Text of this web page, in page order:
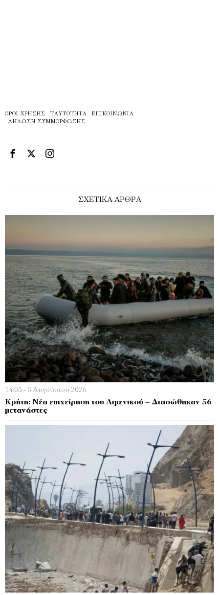
ΌΡΟΙ ΧΡΉΣΗΣ ΤΑΥΤΌΤΗΤΑ
ΕΠΙΚΟΙΝΩΝΊΑ
ΔΉΛΩΣΗ ΣΥΜΜΌΡΦΩΣΗΣ
ΣΧΕΤΙΚΑ ΑΡΘΡΑ
14:05 - 5 Αυγούστου 2026
Κρήτη: Νέα επιχείρηση του Λιμενικού – Διασώθηκαν 56
μετανάστες